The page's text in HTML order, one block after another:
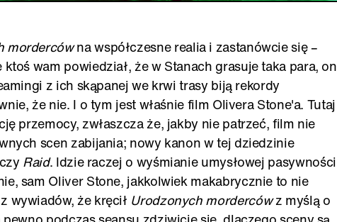
mordercówna współczesne realia i zastanówcie się –
wam powiedział, że w Stanach grasuje taka para, on
z ich skąpanej we krwi trasy biją rekordy
że nie. I o tym jest właśnie film Olivera Stone'a. Tutaj
przemocy, zwłaszcza że, jakby nie patrzeć, film nie
scen zabijania; nowy kanon w tej dziedzinie
Raid. Idzie raczej o wyśmianie umysłowej pasywności
sam Oliver Stone, jakkolwiek makabrycznie to nie
wywiadów, że kręcił Urodzonych mordercówz myślą o